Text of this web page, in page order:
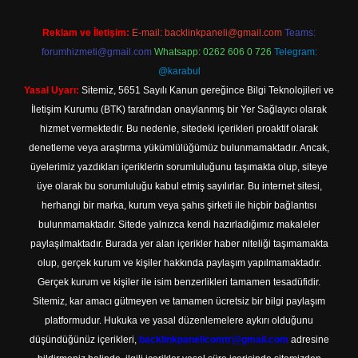
Reklam ve İletişim: E-mail: backlinkpaneli@gmail.com Teams:
forumhizmeti@gmail.com Whatsapp: 0262 606 0 726 Telegram:
@karabul
Yasal Uyarı: Sitemiz, 5651 Sayılı Kanun gereğince Bilgi Teknolojileri ve
İletişim Kurumu (BTK) tarafından onaylanmış bir Yer Sağlayıcı olarak
hizmet vermektedir. Bu nedenle, sitedeki içerikleri proaktif olarak
denetleme veya araştırma yükümlülüğümüz bulunmamaktadır. Ancak,
üyelerimiz yazdıkları içeriklerin sorumluluğunu taşımakta olup, siteye
üye olarak bu sorumluluğu kabul etmiş sayılırlar. Bu internet sitesi,
herhangi bir marka, kurum veya şahıs şirketi ile hiçbir bağlantısı
bulunmamaktadır. Sitede yalnızca kendi hazırladığımız makaleler
paylaşılmaktadır. Burada yer alan içerikler haber niteliği taşımamakta
olup, gerçek kurum ve kişiler hakkında paylaşım yapılmamaktadır.
Gerçek kurum ve kişiler ile isim benzerlikleri tamamen tesadüfidir.
Sitemiz, kar amacı gütmeyen ve tamamen ücretsiz bir bilgi paylaşım
platformudur. Hukuka ve yasal düzenlemelere aykırı olduğunu
düşündüğünüz içerikleri, backlinkpanelicomtr@gmail.com adresine